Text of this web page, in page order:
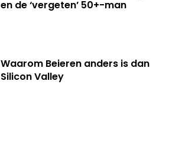
en de ‘vergeten’ 50+-man
Waarom Beieren anders is dan
Silicon Valley